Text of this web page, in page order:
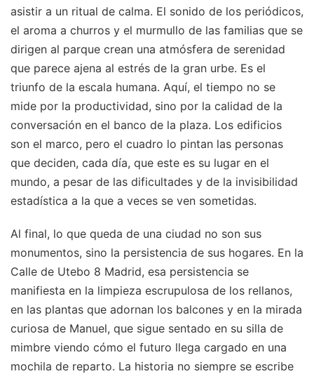
asistir a un ritual de calma. El sonido de los periódicos,
el aroma a churros y el murmullo de las familias que se
dirigen al parque crean una atmósfera de serenidad
que parece ajena al estrés de la gran urbe. Es el
triunfo de la escala humana. Aquí, el tiempo no se
mide por la productividad, sino por la calidad de la
conversación en el banco de la plaza. Los edificios
son el marco, pero el cuadro lo pintan las personas
que deciden, cada día, que este es su lugar en el
mundo, a pesar de las dificultades y de la invisibilidad
estadística a la que a veces se ven sometidas.
Al final, lo que queda de una ciudad no son sus
monumentos, sino la persistencia de sus hogares. En la
Calle de Utebo 8 Madrid, esa persistencia se
manifiesta en la limpieza escrupulosa de los rellanos,
en las plantas que adornan los balcones y en la mirada
curiosa de Manuel, que sigue sentado en su silla de
mimbre viendo cómo el futuro llega cargado en una
mochila de reparto. La historia no siempre se escribe